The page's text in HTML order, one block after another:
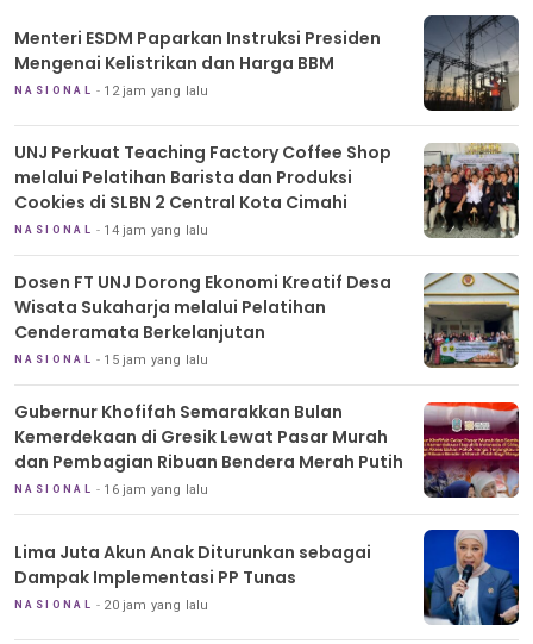
Menteri ESDM Paparkan Instruksi Presiden
Mengenai Kelistrikan dan Harga BBM
NASIONAL 12 jam yang lalu
UNJ Perkuat Teaching Factory Coffee Shop
melalui Pelatihan Barista dan Produksi
Cookies di SLBN 2 Central Kota Cimahi
NASIONAL 14 jam yang lalu
Dosen FT UNJ Dorong Ekonomi Kreatif Desa
Wisata Sukaharja melalui Pelatihan
Cenderamata Berkelanjutan
NASIONAL 15 jam yang lalu
Gubernur Khofifah Semarakkan Bulan
Kemerdekaan di Gresik Lewat Pasar Murah
dan Pembagian Ribuan Bendera Merah Putih
NASIONAL 16 jam yang lalu
Lima Juta Akun Anak Diturunkan sebagai
Dampak Implementasi PP Tunas
NASIONAL 20 jam yang lalu